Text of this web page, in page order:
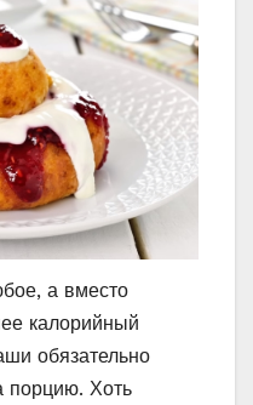
а вместо
калорийный
обязательно
порцию. Хоть